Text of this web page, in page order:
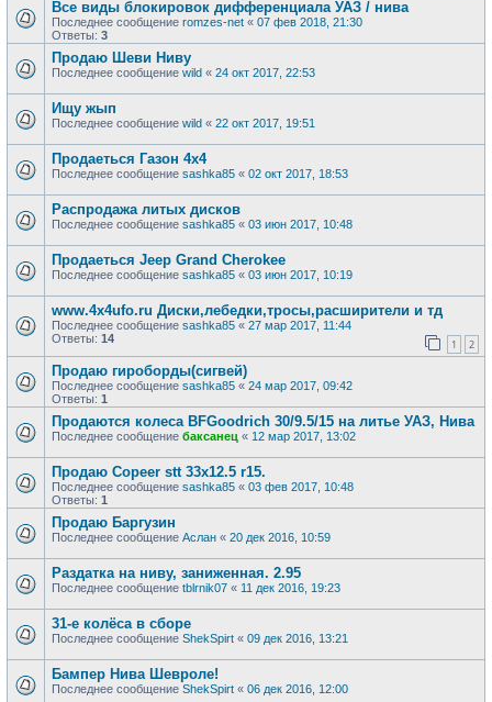
Все виды блокировок дифференциала УАЗ / нива
Последнее сообщение romzes-net « 07 фев 2018, 21:30
Ответы: 3
Продаю Шеви Ниву
Последнее сообщение wild « 24 окт 2017, 22:53
Ищу жып
Последнее сообщение wild « 22 окт 2017, 19:51
Продаеться Газон 4х4
Последнее сообщение sashka85 « 02 окт 2017, 18:53
Распродажа литых дисков
Последнее сообщение sashka85 « 03 июн 2017, 10:48
Продаеться Jeep Grand Cherokee
Последнее сообщение sashka85 « 03 июн 2017, 10:19
www.4x4ufo.ru Диски,лебедки,тросы,расширители и тд
Последнее сообщение sashka85 « 27 мар 2017, 11:44
Ответы: 14 1 2
Продаю гироборды(сигвей)
Последнее сообщение sashka85 « 24 мар 2017, 09:42
Ответы: 1
Продаются колеса BFGoodrich 30/9.5/15 на литье УАЗ, Нива
Последнее сообщение баксанец « 12 мар 2017, 13:02
Продаю Copeer stt 33х12.5 r15.
Последнее сообщение sashka85 « 03 фев 2017, 10:48
Ответы: 1
Продаю Баргузин
Последнее сообщение Аслан « 20 дек 2016, 10:59
Раздатка на ниву, заниженная. 2.95
Последнее сообщение tblrnik07 « 11 дек 2016, 19:23
31-е колёса в сборе
Последнее сообщение ShekSpirt « 09 дек 2016, 13:21
Бампер Нива Шевроле!
Последнее сообщение ShekSpirt « 06 дек 2016, 12:00